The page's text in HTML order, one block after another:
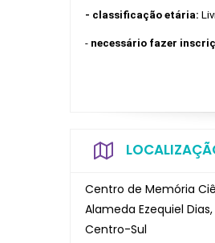
- classificação etária:
- necessário fazer
Centro de Memória
Alameda Ezequiel
Centro-Sul